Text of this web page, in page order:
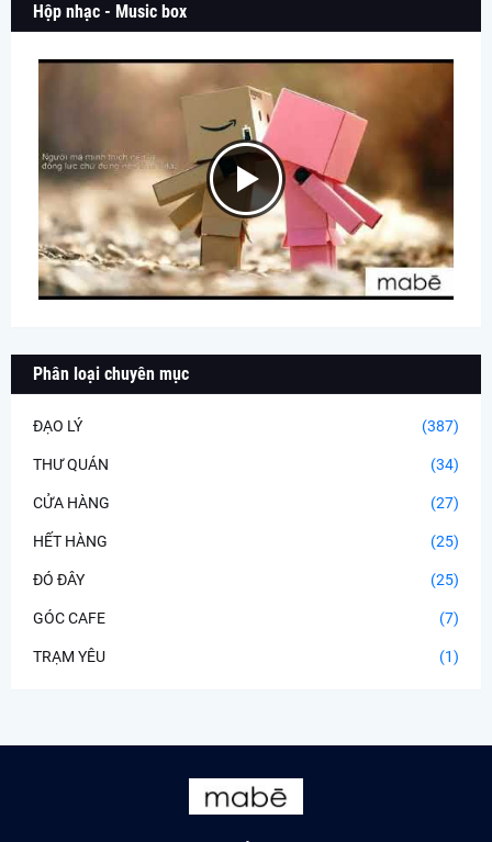
Hộp nhạc - Music box
Phân loại chuyên mục
ĐẠO LÝ (387)
THƯ QUÁN (34)
CỬA HÀNG (27)
HẾT HÀNG (25)
ĐÓ ĐÂY (25)
GÓC CAFE (7)
TRẠM YÊU (1)